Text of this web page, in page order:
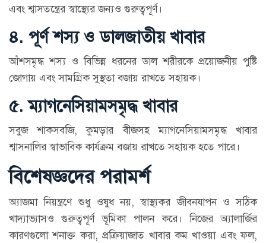
এবং শ্বাসতন্ত্রের স্বাস্থ্যের জন্যও গুরুত্বপূর্ণ।
৪. পূর্ণ শস্য ও ডালজাতীয় খাবার
আঁশসমৃদ্ধ শস্য ও বিভিন্ন ধরনের ডাল শরীরকে প্রয়োজনীয় পুষ্টি
জোগায় এবং সামগ্রিক সুস্থতা বজায় রাখতে সহায়ক।
৫. ম্যাগনেসিয়ামসমৃদ্ধ খাবার
সবুজ শাকসবজি, কুমড়ার বীজসহ ম্যাগনেসিয়ামসমৃদ্ধ খাবার
শ্বাসনালির স্বাভাবিক কার্যক্রম বজায় রাখতে সহায়ক হতে পারে।
বিশেষজ্ঞদের পরামর্শ
অ্যাজমা নিয়ন্ত্রণে শুধু ওষুধ নয়, স্বাস্থ্যকর জীবনযাপন ও সঠিক
খাদ্যাভ্যাসও গুরুত্বপূর্ণ ভূমিকা পালন করে। নিজের অ্যালার্জির
কারণগুলো শনাক্ত করা, প্রক্রিয়াজাত খাবার কম খাওয়া এবং ফল,